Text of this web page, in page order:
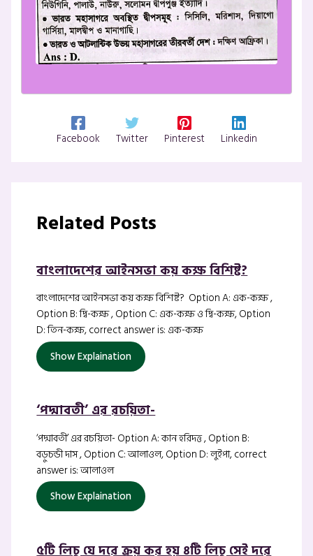
Facebook Twitter Pinterest Linkedin
Related Posts
বাংলাদেশের আইনসভা কয় কক্ষ বিশিষ্ট?
বাংলাদেশের আইনসভা কয় কক্ষ বিশিষ্ট? Option A: এক-কক্ষ ,
Option B: দ্বি-কক্ষ , Option C: এক-কক্ষ ও দ্বি-কক্ষ, Option
D: তিন-কক্ষ, correct answer is: এক-কক্ষ
Show Explaination
‘পদ্মাবতী’ এর রচয়িতা-
‘পদ্মাবতী’ এর রচয়িতা- Option A: কান হরিদত্ত , Option B:
বড়ুচন্ডী দাস , Option C: আলাওল, Option D: লুইপা, correct
answer is: আলাওল
Show Explaination
৫টি লিচু যে দরে ক্রয় কর হয় ৪টি লিচু সেই দরে